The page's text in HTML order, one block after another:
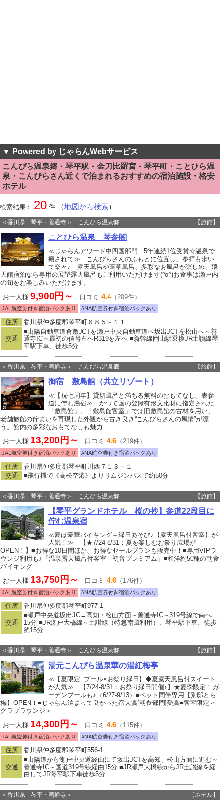
▼ Powered by じゃらんWebサービス
こんぴら温泉郷・琴平駅・金刀比羅宮・琴平町・ことひら温
泉・こんぴらさん近くで泊まれるおすすめの宿泊施設・格安
ホテル
検索結果： 20 件 （地図から検索）
＜香川県 琴平・善通寺＞ こんぴら温泉郷 【旅館】
ことひら温泉 琴参閣
≪じゃらんアワード中四国部門 5年連続1位受賞☆温泉で
癒されて≫ こんぴらさんのふもとに位置し、参拝も歩い
て楽々♪ 露天風呂や薬草風呂、多彩なお風呂が楽しめ、飛
天館宿泊なら専用の展望露天風呂もご利用いただけます(^o^)お食事は瀬戸内
の旬をお楽しみいただけます。
お一人様 9,900円～ 口コミ 4.4（209件）
JAL航空券付き宿泊パックあり ANA航空券付き宿泊パックあり
住所 香川県仲多度郡琴平町６８５－１１
交通
■山陽自動車道倉敷JCTを瀬戸中央自動車道へ坂出JCTを松山へ～善
通寺IC～最初の信号右へR319を左へ ■新幹線岡山駅乗換JR土讃線琴
平駅下車、徒歩5分
＜香川県 琴平・善通寺＞ こんぴら温泉郷 【旅館】
御宿 敷島館（共立リゾート）
≪【祝七周年】貸切風呂と満ちる無料のおもてなし、表参
道に佇む湯宿≫ かつて国の登録有形文化財に指定された
「敷島館」。「敷島館客室」では旧敷島館の古材を用い、
老舗旅館の佇まいを再現した外観から古き良き“こんぴらさんの風情”が漂
う。館内の多彩なおもてなしも魅力
お一人様 13,200円～ 口コミ 4.6 （219件）
JAL航空券付き宿泊パックあり ANA航空券付き宿泊パックあり
住所
香川県仲多度郡琴平町川西７１３－１
交通
■飛行機で《高松空港》よりリムジンバスで約50分
＜香川県 琴平・善通寺＞ こんぴら温泉郷 【旅館】
【琴平グランドホテル 桜の抄】参道22段目に
佇む温泉宿
≪夏は豪華バイキング＋縁日あそび♪【露天風呂付客室】が
人気！≫ 【★7/24-8/31：夏を楽しむお祭り広場が
OPEN！】■お得な10日間ほか、お得なセールプランも販売中！■専用VIPラ
ウンジ利用も♪「温泉露天風呂付客室 初音プレミアム」■和洋約50種の朝食
バイキング
お一人様 13,750円～ 口コミ 4.6 （176件）
JAL航空券付き宿泊パックあり ANA航空券付き宿泊パックあり
住所 香川県仲多度郡琴平町977‐1
交通
■瀬戸中央道坂出JC→高知・松山方面～善通寺IC～319号線で南へ
15分 ■JR瀬戸大橋線～土讃線（特急南風利用）、琴平駅下車、徒歩
約15分
＜香川県 琴平・善通寺＞ こんぴら温泉郷 【旅館】
湯元こんぴら温泉華の湯紅梅亭
≪【夏限定│プール×お祭り縁日】◆夏露天風呂付スイート
が人気≫ 【7/24-8/31：お祭り縁日開催♪】★夏季限定！ガ
ーデンプールも♪（6/27-9/13）■ペット同伴専用【別邸とら
梅】OPEN！■じゃらん泊まって良かった宿大賞[朝食部門]受賞■客室限定＜
クラブラウンジ＞
お一人様 14,300円～ 口コミ 4.6 （115件）
JAL航空券付き宿泊パックあり ANA航空券付き宿泊パックあり
住所 香川県仲多度郡琴平町556-1
交通
■山陽道から瀬戸中央道経由にて坂出JCTを高知、松山方面に進む～
善通寺IC～国道319号線経由15分 ■JR瀬戸大橋線からJR土讃線を経
由してJR琴平駅下車徒歩5分
＜香川県 琴平・善通寺＞ 【ホテル】